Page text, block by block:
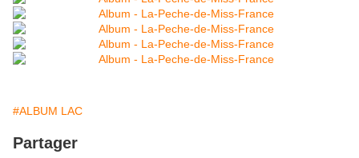
#ALBUM LAC
Partager